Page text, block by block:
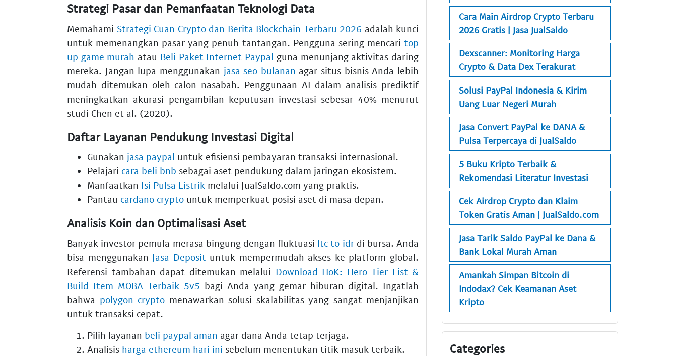
Strategi Pasar dan Pemanfaatan Teknologi Data
Memahami Strategi Cuan Crypto dan Berita Blockchain Terbaru 2026 adalah kunci
untuk memenangkan pasar yang penuh tantangan. Pengguna sering mencari top
up game murah atau Beli Paket Internet Paypal guna menunjang aktivitas daring
mereka. Jangan lupa menggunakan jasa seo bulanan agar situs bisnis Anda lebih
mudah ditemukan oleh calon nasabah. Penggunaan AI dalam analisis prediktif
meningkatkan akurasi pengambilan keputusan investasi sebesar 40% menurut
studi Chen et al. (2020).
Daftar Layanan Pendukung Investasi Digital
Gunakan jasa paypal untuk efisiensi pembayaran transaksi internasional.
Pelajari cara beli bnb sebagai aset pendukung dalam jaringan ekosistem.
Manfaatkan Isi Pulsa Listrik melalui JualSaldo.com yang praktis.
Pantau cardano crypto untuk memperkuat posisi aset di masa depan.
Analisis Koin dan Optimalisasi Aset
Banyak investor pemula merasa bingung dengan fluktuasi ltc to idrdi bursa. Anda
bisa menggunakan Jasa Deposit untuk mempermudah akses ke platform global.
Referensi tambahan dapat ditemukan melalui Download HoK: Hero Tier List &
Build Item MOBA Terbaik 5v5 bagi Anda yang gemar hiburan digital. Ingatlah
bahwa polygon crypto menawarkan solusi skalabilitas yang sangat menjanjikan
untuk transaksi cepat.
Pilih layanan beli paypal aman agar dana Anda tetap terjaga.
Analisis harga ethereum hari ini sebelum menentukan titik masuk terbaik.
Cara Main Airdrop Crypto Terbaru
2026 Gratis | Jasa JualSaldo
Dexscanner: Monitoring Harga
Crypto & Data Dex Terakurat
Solusi PayPal Indonesia & Kirim
Uang Luar Negeri Murah
Jasa Convert PayPal ke DANA &
Pulsa Terpercaya di JualSaldo
5 Buku Kripto Terbaik &
Rekomendasi Literatur Investasi
Cek Airdrop Crypto dan Klaim
Token Gratis Aman | JualSaldo.com
Jasa Tarik Saldo PayPal ke Dana &
Bank Lokal Murah Aman
Amankah Simpan Bitcoin di
Indodax? Cek Keamanan Aset
Kripto
Categories